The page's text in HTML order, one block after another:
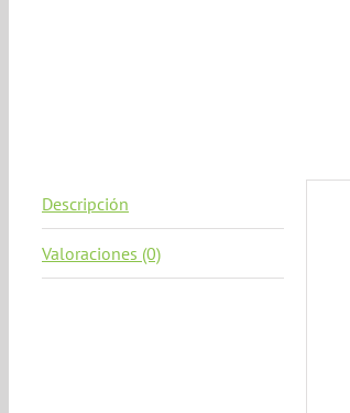
Descripción
Valoraciones (0)